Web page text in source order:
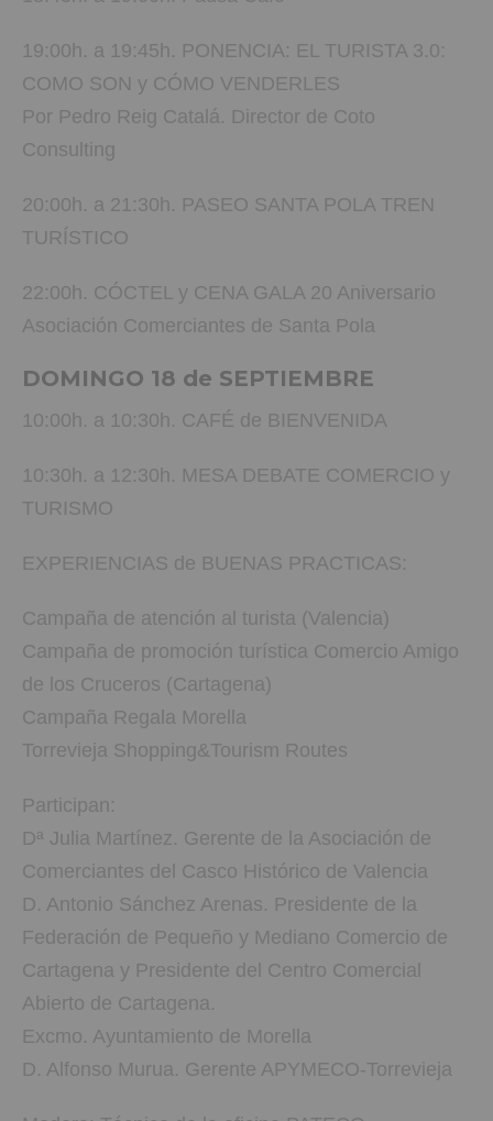
19:00h. a 19:45h. PONENCIA: EL TURISTA 3.0:
COMO SON y CÓMO VENDERLES
Por Pedro Reig Catalá. Director de Coto
Consulting
20:00h. a 21:30h. PASEO SANTA POLA TREN
TURÍSTICO
22:00h. CÓCTEL y CENA GALA 20 Aniversario
Asociación Comerciantes de Santa Pola
DOMINGO 18 de SEPTIEMBRE
10:00h. a 10:30h. CAFÉ de BIENVENIDA
10:30h. a 12:30h. MESA DEBATE COMERCIO y
TURISMO
EXPERIENCIAS de BUENAS PRACTICAS:
Campaña de atención al turista (Valencia)
Campaña de promoción turística Comercio Amigo
de los Cruceros (Cartagena)
Campaña Regala Morella
Torrevieja Shopping&Tourism Routes
Participan:
Dª Julia Martínez. Gerente de la Asociación de
Comerciantes del Casco Histórico de Valencia
D. Antonio Sánchez Arenas. Presidente de la
Federación de Pequeño y Mediano Comercio de
Cartagena y Presidente del Centro Comercial
Abierto de Cartagena.
Excmo. Ayuntamiento de Morella
D. Alfonso Murua. Gerente APYMECO-Torrevieja